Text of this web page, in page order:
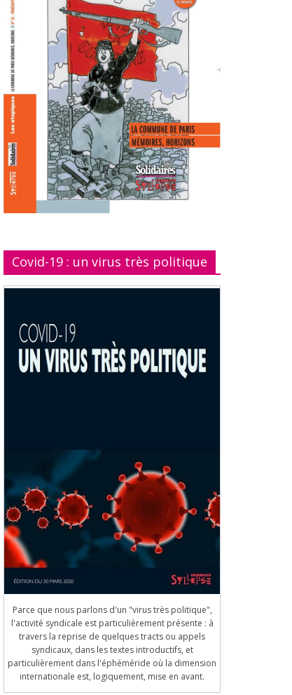
Covid-19 : un virus très politique
Parce que nous parlons d'un "virus très politique",
l'activité syndicale est particulièrement présente : à
travers la reprise de quelques tracts ou appels
syndicaux, dans les textes introductifs, et
particulièrement dans l'éphéméride où la dimension
internationale est, logiquement, mise en avant.